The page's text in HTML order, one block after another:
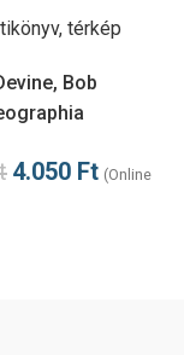
térkép
Bob
4.050 Ft (Online